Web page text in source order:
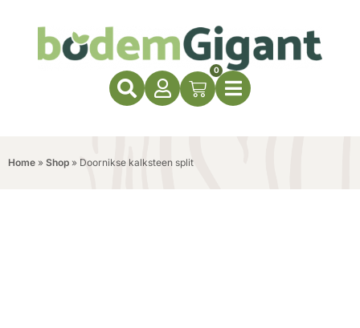
0
Home » Shop » Doornikse kalksteen split